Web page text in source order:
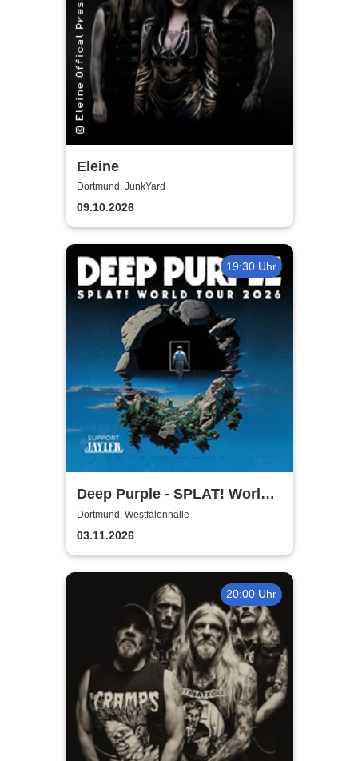
Eleine
Dortmund, JunkYard
09.10.2026
19:30 Uhr
Deep Purple - SPLAT! World
Tour 2026
Dortmund, Westfalenhalle
03.11.2026
20:00 Uhr